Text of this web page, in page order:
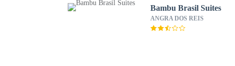
Bambu Brasil Suites
ANGRA DOS REIS